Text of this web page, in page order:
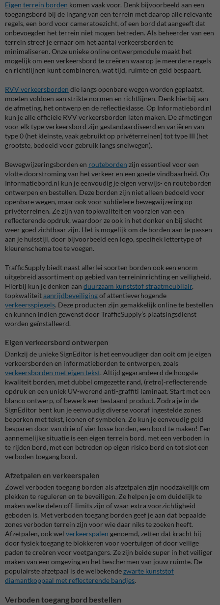
Eigen terrein borden komen vaak voor. Denk bijvoorbeeld aan een
toegangsbord bij de ingang van een terrein met daarop alle relevante
regels, een bord voor cameratoezicht, of een bord dat aangeeft dat
onbevoegden het terrein niet mogen betreden. Als beheerder van een
terrein streef je ernaar om het aantal verkeersborden te
minimaliseren. Onze unieke online ontwerpmodule maakt het
mogelijk om een verkeersbord te creëren waarop je meerdere regels
en richtlijnen kunt combineren, wat tijd, ruimte en geld bespaart.
RVV verkeersborden die langs openbare wegen worden geplaatst,
moeten voldoen aan strikte normen en richtlijnen. Denk hierbij aan
de afmeting, het ontwerp en de reflectieklasse. Op Informatiebord.nl
kun je alle officiële RVV verkeersborden laten maken. De afmetingen
voor elk type verkeersbord zijn gestandaardiseerd en variëren van
type 0 (het kleinste, vaak gebruikt op privéterreinen) tot type III (het
grootste, bedoeld voor gebruik langs snelwegen).
Bewegwijzeringsborden en routeborden zijn essentieel voor een
vlotte doorstroming van het verkeer en een goede vindbaarheid. Op
Informatiebord.nl kun je eenvoudig je eigen verwijs- en routeborden
ontwerpen en bestellen. Deze borden zijn niet alleen bedoeld voor
openbare wegen, maar ook voor subtielere bewegwijzering op
privéterreinen. Ze zijn van topkwaliteit en voorzien van een
reflecterende opdruk, waardoor ze ook in het donker en bij slecht
weer goed zichtbaar zijn. Het is mogelijk om de borden aan te passen
aan je huisstijl, door bijvoorbeeld een logo, specifiek lettertype of
kleurenschema toe te voegen.
TrafficSupply biedt naast allerlei soorten borden ook een enorm
uitgebreid assortiment op gebied van terreininrichting en veiligheid.
Hierbij kun je denken aan duurzaam kunststof straatmeubilair,
topkwaliteitaanrijdbeveiligingof attentieverhogende
verkeersspiegels. Deze producten zijn gemakkelijk online te bestellen
en kunnen indien gewenst door TrafficSupply’s plaatsingsdienst
worden geïnstalleerd.
Eigen verkeersbord ontwerpen
Dankzij de unieke SignEditor is het eenvoudiger dan ooit om je eigen
verkeersborden en informatieborden te ontwerpen, zoals
verkeersborden met eigen tekst. Altijd gegarandeerd de hoogste
kwaliteit borden, met dubbel omgezette rand, (retro)-reflecterende
opdruk en een uniek UV-werend anti-graffiti laminaat. Start met een
blanco ontwerp, of bewerk een bestaand product. Zodra je in de
SignEditor bent kun je eenvoudig diverse vooraf ingestelde zones
beperken met tekst, iconen of symbolen. Zo kun je eenvoudig geld
besparen door van drie of vier losse borden, een bord te maken! Een
aannemelijke situatie is een eigen terrein bord, met een verboden in
te rijden bord, met een betreden op eigen risico bord en tot slot een
verboden toegang bord.
Afzetpalen en verkeerspalen
Zowel verboden toegang borden als afzetpalen zijn noodzakelijk om
plekken te reguleren en te beveiligen. Ze helpen je om duidelijk te
maken welke delen off-limits zijn of waar extra voorzichtigheid
geboden is. Met verboden toegang borden geef je aan dat bepaalde
zones verboden terrein zijn voor wie daar niks te zoeken heeft.
Afzetpalen, ook wel verkeerspalen genoemd, zetten dat kracht bij
door fysiek toegang te blokkeren voor voertuigen of door veilige
paden te creëren voor voetgangers. Ze zijn beide super in het veiliger
maken van een omgeving en het beschermen van jouw ruimte. De
populairste afzetpaal is de welbekendezwarte kunststof
diamantkoppaal met reflecterende bandjes.
Verboden toegang bord bestellen